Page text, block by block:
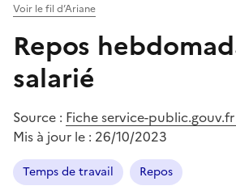
Voir le fil d’Ariane
Repos
salarié
Source : Fiche service-public.gouv.fr
Mis à jour le : 26/10/2023
Temps de travail Repos